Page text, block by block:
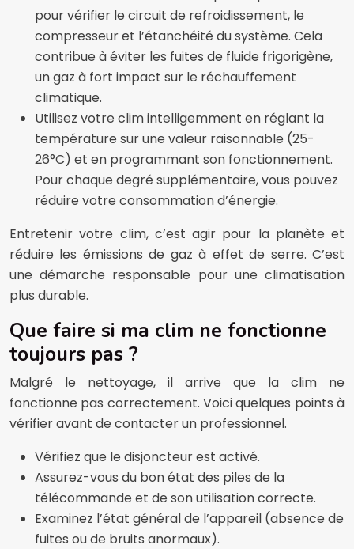
pour vérifier le circuit de refroidissement, le
compresseur et l’étanchéité du système. Cela
contribue à éviter les fuites de fluide frigorigène,
un gaz à fort impact sur le réchauffement
climatique.
Utilisez votre clim intelligemment en réglant la
température sur une valeur raisonnable (25-
26°C) et en programmant son fonctionnement.
Pour chaque degré supplémentaire, vous pouvez
réduire votre consommation d’énergie.
Entretenir votre clim, c’est agir pour la planète et
réduire les émissions de gaz à effet de serre. C’est
une démarche responsable pour une climatisation
plus durable.
Que faire si ma clim ne fonctionne
toujours pas ?
Malgré le nettoyage, il arrive que la clim ne
fonctionne pas correctement. Voici quelques points à
vérifier avant de contacter un professionnel.
Vérifiez que le disjoncteur est activé.
Assurez-vous du bon état des piles de la
télécommande et de son utilisation correcte.
Examinez l’état général de l’appareil (absence de
fuites ou de bruits anormaux).